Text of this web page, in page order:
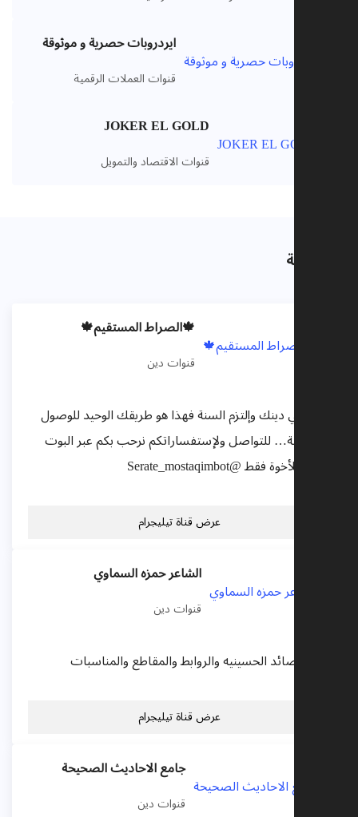
ايردروبات حصرية و موثوقة
قنوات العملات الرقمية
JOKER EL GOLD
قنوات الاقتصاد والتمويل
ذات صلة
🍁الصراط المستقيم🍁
قنوات دين
تفقه في دينك وإلتزم السنة فهذا هو طريقك الوحيد للوصول
إلى الجنة… للتواصل ولإستفساراتكم نرحب بكم عبر البوت
خاص للأخوة فقط @Serate_mostaqimbot
عرض قناة تيليجرام
الشاعر حمزه السماوي
قنوات دين
اخر القصائد الحسينيه والروابط والمقاطع والمناسبات
عرض قناة تيليجرام
جامع الاحاديث الصحيحة
قنوات دين